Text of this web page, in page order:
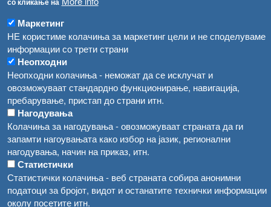
Маркетинг
НЕ користиме колачиња за маркетинг цели и не споделуваме
информации со трети страни
Неопходни
Неопходни колачиња - неможат да се исклучат и
овозможуваат стандардно функционирање, навигација,
пребарување, пристап до страни итн.
Нагодувања
Колачиња за нагодувања - овозможуваат страната да ги
запамти нагоувањата како избор на јазик, регионални
нагодувања, начин на приказ, итн.
Статистички
Статистички колачиња - веб страната собира анонимни
податоци за бројот, видот и останатите технички информации
околу посетите итн.
Република Бугарија ги засили официјалните контроли при увоз на свежо овошје и зеленчук
Високите температури ризик од труење со храна, опасни се и за животните
Водата во Гостивар може да се користи како техничка, продолжува испораката на флаширана вода
Во Гостивар спроведени 70 вонредни контроли
Забраната за водата во Гостивар останува на сила, операторите да користат само технички безбедна вода
Регистри
Обрасци
Огласи